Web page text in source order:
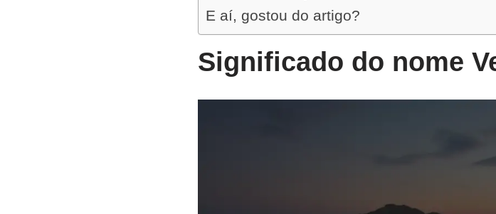
E aí, gostou do artigo?
Significado do nome